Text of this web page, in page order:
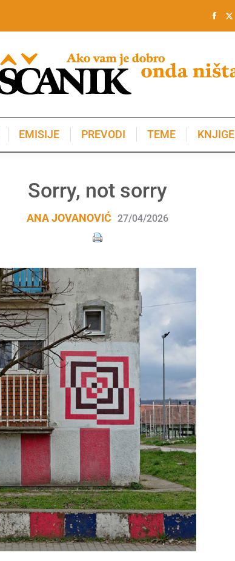
EMISIJE PREVODI TEME KNJIGE
Sorry, not sorry
ANA JOVANOVIĆ 27/04/2026
KNJIGE